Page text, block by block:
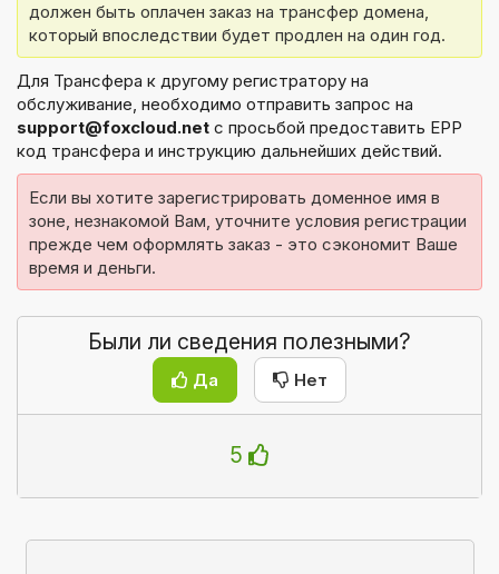
должен быть оплачен заказ на трансфер домена,
который впоследствии будет продлен на один год.
Для Трансфера к другому регистратору на
обслуживание, необходимо отправить запрос на
support@foxcloud.net с просьбой предоставить EPP
код трансфера и инструкцию дальнейших действий.
Если вы хотите зарегистрировать доменное имя в
зоне, незнакомой Вам, уточните условия регистрации
прежде чем оформлять заказ - это сэкономит Ваше
время и деньги.
Были ли сведения полезными?
Да Нет
5